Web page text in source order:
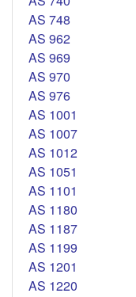
AS 748
AS 962
AS 969
AS 970
AS 976
AS 1001
AS 1007
AS 1012
AS 1051
AS 1101
AS 1180
AS 1187
AS 1199
AS 1201
AS 1220